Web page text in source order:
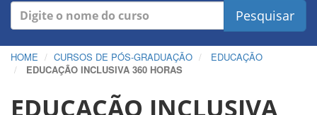
Pesquisar
HOME CURSOS DE PÓS-GRADUAÇÃO
EDUCAÇÃO
EDUCAÇÃO INCLUSIVA 360 HORAS
EDUCAÇÃO INCLUSIVA